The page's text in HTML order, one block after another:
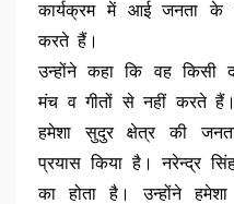
कार्यक्रम में आई जनता के
करते हैं।
उन्होंने कहा कि वह किसी
मंच व गीतों से नहीं करते
हमेशा सुदुर क्षेत्र की
प्रयास किया है। नरेन्द्र
का होता है। उन्होंने